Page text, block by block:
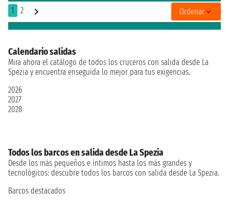
1 2 Ordenar
Calendario salidas
Mira ahora el catálogo de todos los cruceros con salida desde La
Spezia y encuentra enseguida lo mejor para tus exigencias.
2026
2027
2028
Todos los barcos en salida desde La Spezia
Desde los más pequeños e íntimos hasta los más grandes y
tecnológicos: descubre todos los barcos con salida desde La Spezia.
Barcos destacados